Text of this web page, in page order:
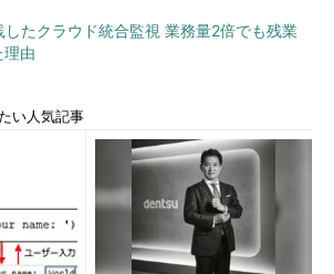
MERGE文で条件を指定してデータ
表のデータを確認してみましょう。
SELECT * FROM my_prod;
たクラウド統合監視 業務量2倍でも残業
理由
い人気記事